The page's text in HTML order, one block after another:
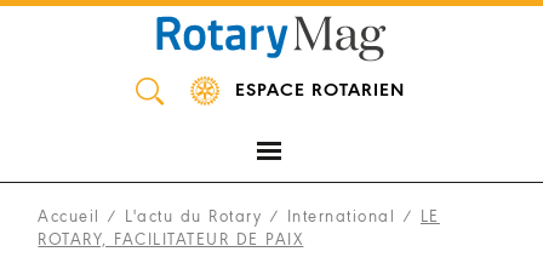
ESPACE ROTARIEN
Accueil / L'actu du Rotary / International / LE
ROTARY, FACILITATEUR DE PAIX
Panneau de gestion des cookies